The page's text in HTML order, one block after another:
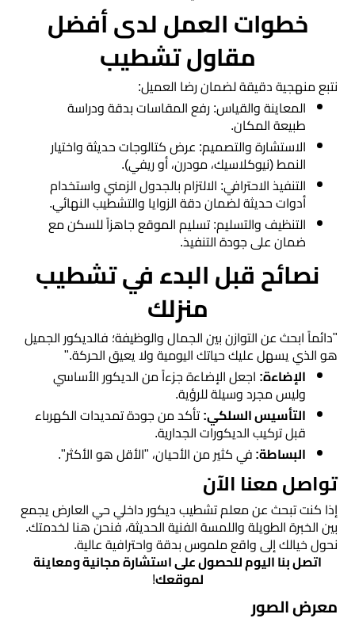
​خطوات العمل لدى أفضل
مقاول تشطيب
​نتبع منهجية دقيقة لضمان رضا العميل:
​المعاينة والقياس: رفع المقاسات بدقة ودراسة
طبيعة المكان.
​الاستشارة والتصميم: عرض كتالوجات حديثة واختيار
النمط (نيوكلاسيك، مودرن، أو ريفي).
​التنفيذ الاحترافي: الالتزام بالجدول الزمني واستخدام
أدوات حديثة لضمان دقة الزوايا والتشطيب النهائي.
​التنظيف والتسليم: تسليم الموقع جاهزاً للسكن مع
ضمان على جودة التنفيذ.
​نصائح قبل البدء في تشطيب
منزلك
​"دائماً ابحث عن التوازن بين الجمال والوظيفة؛ فالديكور الجميل
هو الذي يسهل عليك حياتك اليومية ولا يعيق الحركة."
​الإضاءة: اجعل الإضاءة جزءاً من الديكور الأساسي
وليس مجرد وسيلة للرؤية.
​التأسيس السلكي:تأكد من جودة تمديدات الكهرباء
قبل تركيب الديكورات الجدارية.
​البساطة:في كثير من الأحيان، "الأقل هو الأكثر".
​تواصل معنا الآن
​إذا كنت تبحث عن معلم تشطيب ديكور داخلي حي العارض يجمع
بين الخبرة الطويلة واللمسة الفنية الحديثة، فنحن هنا لخدمتك.
نحول خيالك إلى واقع ملموس بدقة واحترافية عالية.
​اتصل بنا اليوم للحصول على استشارة مجانية ومعاينة
لموقعك!
معرض الصور